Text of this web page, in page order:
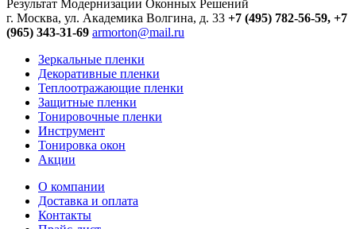
Результат Модернизации Оконных Решений
г. Москва, ул. Академика Волгина, д. 33 +7 (495) 782-56-59, +7
(965) 343-31-69 armorton@mail.ru
Зеркальные пленки
Декоративные пленки
Теплоотражающие пленки
Защитные пленки
Тонировочные пленки
Инструмент
Тонировка окон
Акции
О компании
Доставка и оплата
Контакты